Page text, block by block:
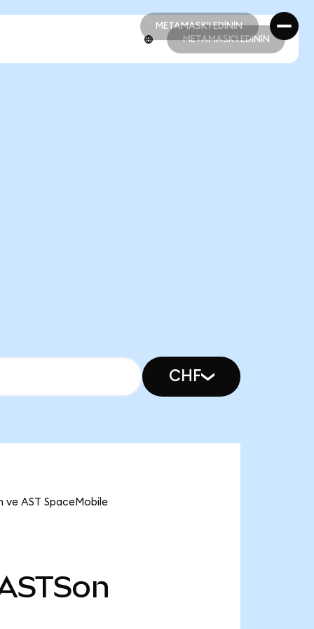
METAMASK'I EDİNİN
METAMASK'I EDİNİN
METAMASK'I EDİNİN
CHF
ve AST SpaceMobile